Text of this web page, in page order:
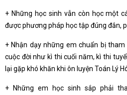
+ Những học sinh vẫn còn học một
được phương pháp học tập đúng đắn,
+ Nhận dạy những em chuẩn bị
cuộc đời như kì thi cuối năm, kì thi
lại gặp khó khăn khi ôn luyện Toán Lý
+ Những em học sinh sắp phải